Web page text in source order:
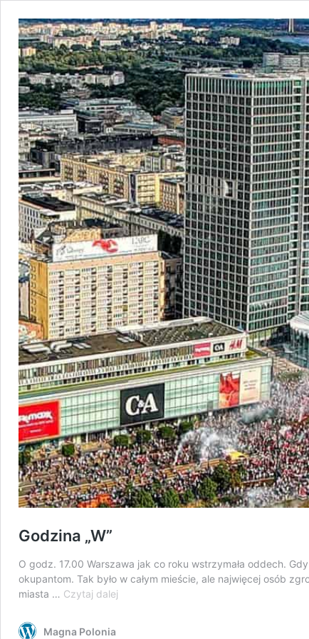
Godzina „W”
O godz. 17.00 Warszawa jak co roku wstrzymała oddech.
okupantom. Tak było w całym mieście, ale najwięcej osób
miasta … Czytaj dalej
Magna Polonia